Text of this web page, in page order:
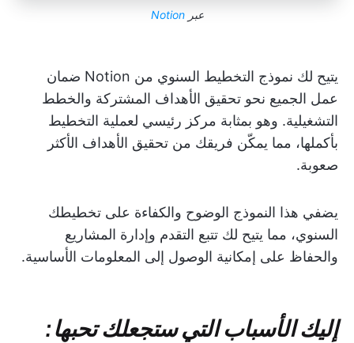
عبرNotion
يتيح لك نموذج التخطيط السنوي من Notion ضمان
عمل الجميع نحو تحقيق الأهداف المشتركة والخطط
التشغيلية. وهو بمثابة مركز رئيسي لعملية التخطيط
بأكملها، مما يمكّن فريقك من تحقيق الأهداف الأكثر
صعوبة.
يضفي هذا النموذج الوضوح والكفاءة على تخطيطك
السنوي، مما يتيح لك تتبع التقدم وإدارة المشاريع
والحفاظ على إمكانية الوصول إلى المعلومات الأساسية.
إليك الأسباب التي ستجعلك تحبها: